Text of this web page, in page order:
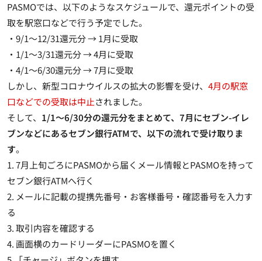
PASMOでは、以下のようなスケジュールで、還元ポイントの受
取を駅窓口などで行う予定でした。
・9/1～12/31還元分 → 1月に受取
・1/1～3/31還元分 → 4月に受取
・4/1～6/30還元分 → 7月に受取
しかし、新型コロナウイルスの拡大の影響を受け、 4月の駅窓
口などでの受取は中止されました。
そして、 1/1～6/30分の還元分をまとめて、7月にセブン-イレ
ブンなどにあるセブン銀行ATMで、以下の流れで受け取りま
す。
1. 7月上旬ごろにPASMOから届くメール情報とPASMOを持って
セブン銀行ATMへ行く
2. メールに記載の提携先番号・お客様番号・確認番号を入力す
る
3. 取引内容を確認する
4. 画面横のカードリーダーにPASMOを置く